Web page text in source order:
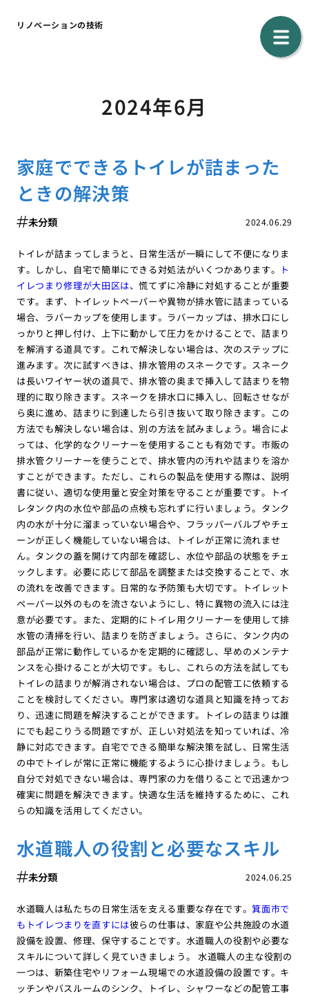
リノベーションの技術
2024年6月
家庭でできるトイレが詰まった
ときの解決策
2024.06.29
未分類
トイレが詰まってしまうと、日常生活が一瞬にして不便になりま
す。しかし、自宅で簡単にできる対処法がいくつかあります。
ト
イレつまり修理が大田区は、慌てずに冷静に対処することが重要
です。まず、トイレットペーパーや異物が排水管に詰まっている
場合、ラバーカップを使用します。ラバーカップは、排水口にし
っかりと押し付け、上下に動かして圧力をかけることで、詰まり
を解消する道具です。これで解決しない場合は、次のステップに
進みます。次に試すべきは、排水管用のスネークです。スネーク
は長いワイヤー状の道具で、排水管の奥まで挿入して詰まりを物
理的に取り除きます。スネークを排水口に挿入し、回転させなが
ら奥に進め、詰まりに到達したら引き抜いて取り除きます。この
方法でも解決しない場合は、別の方法を試みましょう。場合によ
っては、化学的なクリーナーを使用することも有効です。市販の
排水管クリーナーを使うことで、排水管内の汚れや詰まりを溶か
すことができます。ただし、これらの製品を使用する際は、説明
書に従い、適切な使用量と安全対策を守ることが重要です。トイ
レタンク内の水位や部品の点検も忘れずに行いましょう。タンク
内の水が十分に溜まっていない場合や、フラッパーバルブやチェ
ーンが正しく機能していない場合は、トイレが正常に流れませ
ん。タンクの蓋を開けて内部を確認し、水位や部品の状態をチェ
ックします。必要に応じて部品を調整または交換することで、水
の流れを改善できます。日常的な予防策も大切です。トイレット
ペーパー以外のものを流さないようにし、特に異物の流入には注
意が必要です。また、定期的にトイレ用クリーナーを使用して排
水管の清掃を行い、詰まりを防ぎましょう。さらに、タンク内の
部品が正常に動作しているかを定期的に確認し、早めのメンテナ
ンスを心掛けることが大切です。もし、これらの方法を試しても
トイレの詰まりが解消されない場合は、プロの配管工に依頼する
ことを検討してください。専門家は適切な道具と知識を持ってお
り、迅速に問題を解決することができます。トイレの詰まりは誰
にでも起こりうる問題ですが、正しい対処法を知っていれば、冷
静に対応できます。自宅でできる簡単な解決策を試し、日常生活
の中でトイレが常に正常に機能するように心掛けましょう。もし
自分で対処できない場合は、専門家の力を借りることで迅速かつ
確実に問題を解決できます。快適な生活を維持するために、これ
らの知識を活用してください。
水道職人の役割と必要なスキル
2024.06.25
未分類
水道職人は私たちの日常生活を支える重要な存在です。箕面市で
もトイレつまりを直すには彼らの仕事は、家庭や公共施設の水道
設備を設置、修理、保守することです。水道職人の役割や必要な
スキルについて詳しく見ていきましょう。 水道職人の主な役割の
一つは、新築住宅やリフォーム現場での水道設備の設置です。キ
ッチンやバスルームのシンク、トイレ、シャワーなどの配管工事